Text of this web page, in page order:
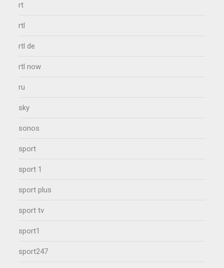
rt
rtl
rtl de
rtl now
ru
sky
sonos
sport
sport 1
sport plus
sport tv
sport1
sport247